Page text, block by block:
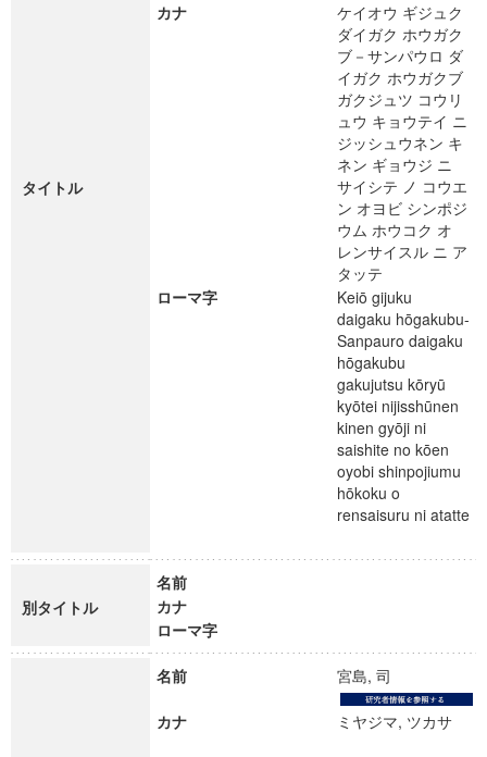
タイトル
カナ
ケイオウ ギジュク
ダイガク ホウガク
ブ－サンパウロ ダ
イガク ホウガクブ
ガクジュツ コウリ
ュウ キョウテイ ニ
ジッシュウネン キ
ネン ギョウジ ニ
サイシテ ノ コウエ
ン オヨビ シンポジ
ウム ホウコク オ
レンサイスル ニ ア
タッテ
ローマ字
Keiō gijuku
daigaku hōgakubu-
Sanpauro daigaku
hōgakubu
gakujutsu kōryū
kyōtei nijisshūnen
kinen gyōji ni
saishite no kōen
oyobi shinpojiumu
hōkoku o
rensaisuru ni atatte
別タイトル
名前
カナ
ローマ字
名前 宮島, 司
カナ ミヤジマ, ツカサ